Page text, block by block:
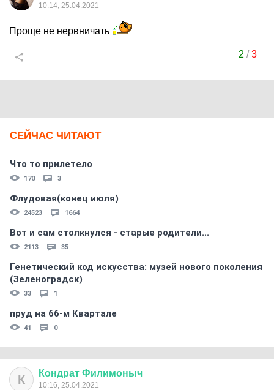
10:14, 25.04.2021
Проще не нервничать
2 /3
СЕЙЧАС ЧИТАЮТ
Что то прилетело
170 3
Флудовая(конец июля)
24523 1664
Вот и сам столкнулся - старые родители...
2113 35
Генетический код искусства: музей нового поколения
(Зеленоградск)
33 1
пруд на 66-м Квартале
41 0
К Кондрат Филимоныч
10:16, 25.04.2021